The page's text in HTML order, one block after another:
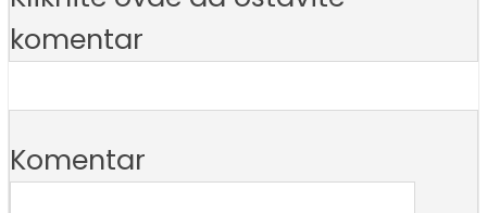
komentar
Komentar